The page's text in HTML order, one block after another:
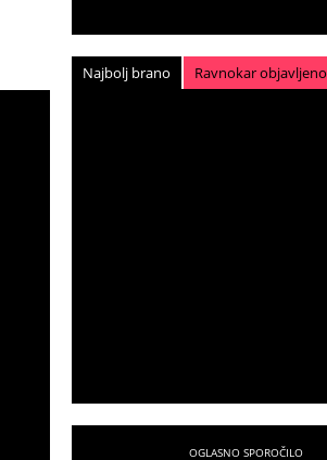
Najbolj brano Ravnokar objavljeno